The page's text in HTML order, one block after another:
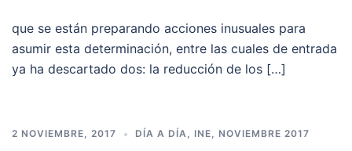
que se están preparando acciones inusuales para
asumir esta determinación, entre las cuales de entrada
ya ha descartado dos: la reducción de los […]
2 NOVIEMBRE, 2017 DÍA A DÍA, INE, NOVIEMBRE 2017